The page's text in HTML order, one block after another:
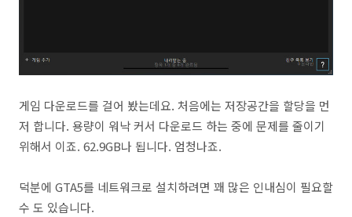
게임 다운로드를 걸어 봤는데요. 처음에는 저장공간을 할당을 먼
저 합니다. 용량이 워낙 커서 다운로드 하는 중에 문제를 줄이기
위해서 이죠. 62.9GB나 됩니다. 엄청나죠.
덕분에 GTA5를 네트워크로 설치하려면 꽤 많은 인내심이 필요할
수 도 있습니다.